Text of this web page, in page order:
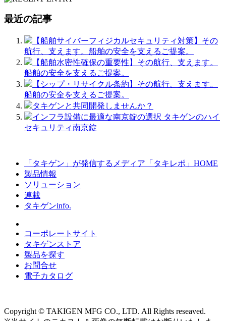
最近の記事
【船舶サイバーフィジカルセキュリティ対策】その
航行、支えます。船舶の安全を支えるご提案。
【船舶水密性確保の重要性】その航行、支えます。
船舶の安全を支えるご提案。
【シップ・リサイクル条約】その航行、支えます。
船舶の安全を支えるご提案。
タキゲンと共同開発しませんか？
インフラ設備に最適な南京錠の選択 タキゲンのハイ
セキュリティ南京錠
「タキゲン」が発信するメディア「タキレポ」HOME
製品情報
ソリューション
連載
タキゲンinfo.
コーポレートサイト
タキゲンストア
製品を探す
お問合せ
電子カタログ
Copyright © TAKIGEN MFG CO., LTD. All Rights reseaved.